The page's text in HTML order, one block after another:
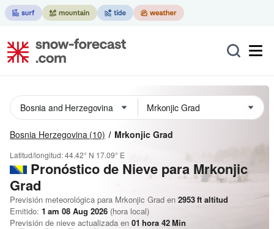
Bosnia Herzegovina (10) Mrkonjic Grad
Latitud/longitud:44.42° N 17.09° E
Pronóstico de Nieve para Mrkonjic
Grad
Previsión meteorológica para Mrkonjic Grad en 2953ft altitud
Emitido: 1 am 08 Aug 2026 (hora local)
Previsión de nieve actualizada en 01 hora 42Min